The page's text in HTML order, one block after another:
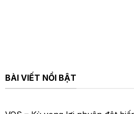
BÀI VIẾT NỔI BẬT